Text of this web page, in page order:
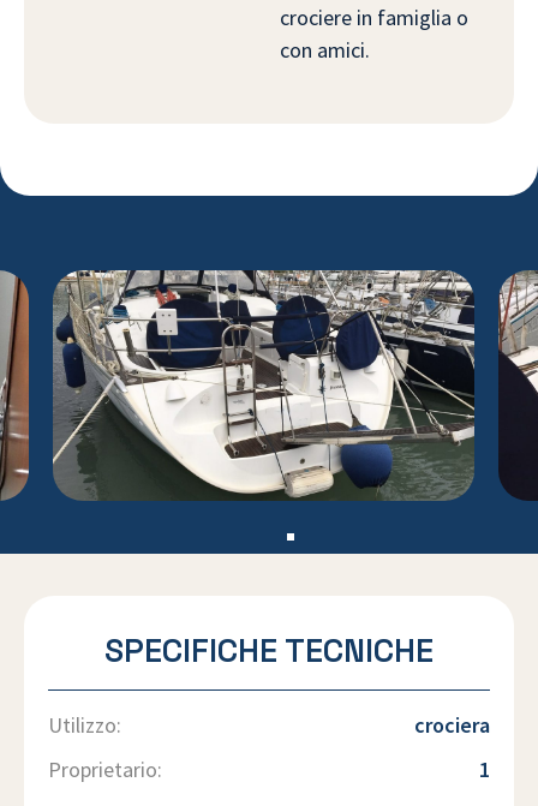
crociere in famiglia o
con amici.
SPECIFICHE TECNICHE
Utilizzo:
crociera
Proprietario:
1